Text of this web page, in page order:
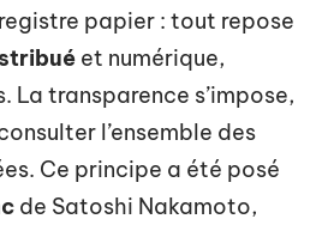
papier : tout repose
et numérique,
La transparence s’impose,
l’ensemble des
Ce principe a été posé
de Satoshi Nakamoto,